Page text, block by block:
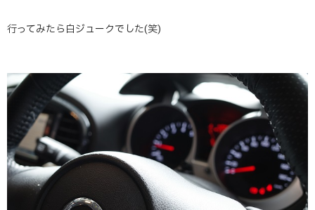
行ってみたら白ジュークでした(笑)